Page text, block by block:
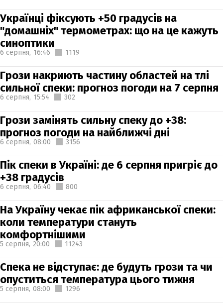
Українці фіксують +50 градусів на
"домашніх" термометрах: що на це кажуть
синоптики
6 серпня, 16:46 1119
Грози накриють частину областей на тлі
сильної спеки: прогноз погоди на 7 серпня
6 серпня, 15:54 302
Грози замінять сильну спеку до +38:
прогноз погоди на найближчі дні
6 серпня, 08:00 3156
Пік спеки в Україні: де 6 серпня пригріє до
+38 градусів
6 серпня, 06:40 800
На Україну чекає пік африканської спеки:
коли температури стануть
комфортнішими
5 серпня, 20:00 11243
Спека не відступає: де будуть грози та чи
опуститься температура цього тижня
5 серпня, 08:00 1296